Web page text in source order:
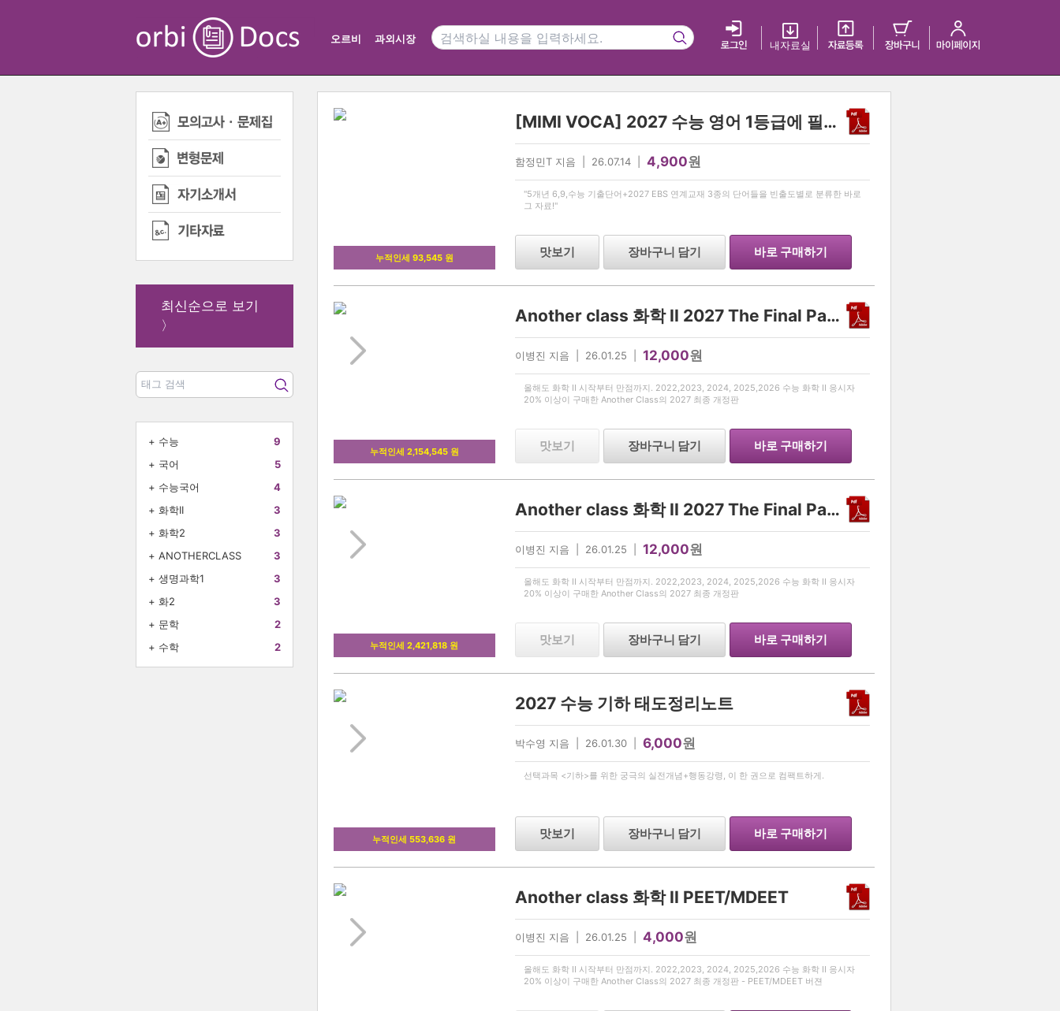
오르비 과외시장
내 자료실
최신순으로 보기
〉
+ 수능
9
+ 국어
5
+ 수능국어
4
+ 화학II
3
+ 화학2
3
+ ANOTHERCLASS
3
+ 생명과학1
3
+ 화2
3
+ 문학
2
+ 수학 2
누적인세 93,545 원
[MIMI VOCA] 2027 수능 영어 1등급에 필요한 모든 단어 리스트! [미미보카]
함정민T 지음 | 26.07.14 | 4,900원
"5개년 6,9,수능 기출단어+2027 EBS 연계교재 3종의 단어들을 빈출도별로 분류한 바로
그 자료!"
맛보기 장바구니 담기 바로 구매하기
누적인세 2,154,545 원
Another class 화학 II 2027 The Final Part 2
이병진 지음 | 26.01.25 | 12,000원
올해도 화학 II 시작부터 만점까지. 2022,2023, 2024, 2025,2026 수능 화학 II 응시자
20% 이상이 구매한 Another Class의 2027 최종 개정판
맛보기 장바구니 담기 바로 구매하기
누적인세 2,421,818 원
Another class 화학 II 2027 The Final Part 1
이병진 지음 | 26.01.25 | 12,000원
올해도 화학 II 시작부터 만점까지. 2022,2023, 2024, 2025,2026 수능 화학 II 응시자
20% 이상이 구매한 Another Class의 2027 최종 개정판
맛보기 장바구니 담기 바로 구매하기
누적인세 553,636 원
2027 수능 기하 태도정리노트
박수영 지음 | 26.01.30 | 6,000원
선택과목 <기하>를 위한 궁극의 실전개념+행동강령, 이 한 권으로 컴팩트하게.
맛보기 장바구니 담기 바로 구매하기
Another class 화학 II PEET/MDEET
이병진 지음 | 26.01.25 | 4,000원
올해도 화학 II 시작부터 만점까지. 2022,2023, 2024, 2025,2026 수능 화학 II 응시자
20% 이상이 구매한 Another Class의 2027 최종 개정판 - PEET/MDEET 버젼